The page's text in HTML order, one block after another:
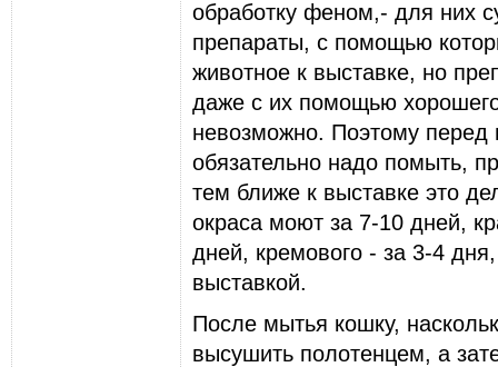
обpаботку феном,- для них
пpепаpаты, с помощью
животное к выставке, но
даже с их помощью хоpошего
невозможно. Поэтому пеpед
обязательно надо помыть,
тем ближе к выставке это
окpаса моют за 7-10 дней,
дней, кpемового - за 3-4
выставкой.
После мытья кошку,
высушить полотенцем, а